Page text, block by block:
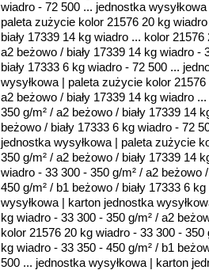
wiadro - 72 500 ... jednostka
paleta zużycie kolor 21576 20 kg
biały 17339 14 kg wiadro ... kolor
a2 beżowo / biały 17339 14 kg wiadro -
biały 17333 6 kg wiadro - 72 500 ...
wysyłkowa | paleta zużycie kolor
a2 beżowo / biały 17339 14 kg wiadro
350 g/m² / a2 beżowo / biały 17339 14
beżowo / biały 17333 6 kg wiadro - 72
jednostka wysyłkowa | paleta zużycie
350 g/m² / a2 beżowo / biały 17339 14
wiadro - 33 300 - 350 g/m² / a2 beżowo
450 g/m² / b1 beżowo / biały 17333 6
wysyłkowa | karton jednostka
kg wiadro - 33 300 - 350 g/m² / a2
kolor 21576 20 kg wiadro - 33 300 - 350
kg wiadro - 33 350 - 450 g/m² / b1
500 ... jednostka wysyłkowa | karton